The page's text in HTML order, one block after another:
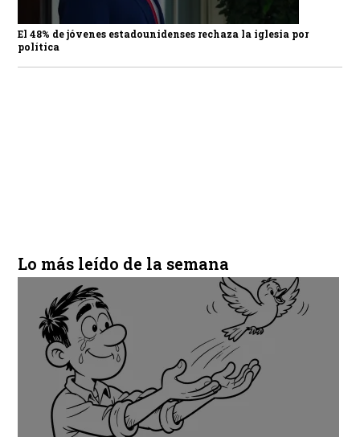
El 48% de jóvenes estadounidenses rechaza la iglesia por
política
Lo más leído de la semana